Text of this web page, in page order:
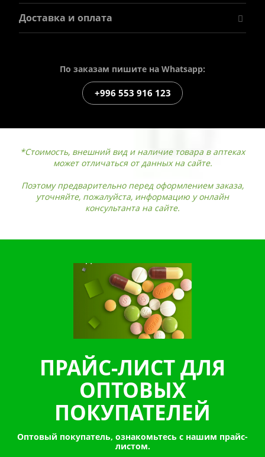
Доставка и оплата
По заказам пишите на Whatsapp:
+996 553 916 123
*Стоимость, внешний вид и наличие товара в аптеках
может отличаться от данных на сайте.
Поэтому предварительно перед оформлением заказа,
уточняйте, пожалуйста, информацию у онлайн
консультанта на сайте.
ПРАЙС-ЛИСТ ДЛЯ
ОПТОВЫХ
ПОКУПАТЕЛЕЙ
Оптовый покупатель, ознакомьтесь с нашим прайс-
листом.